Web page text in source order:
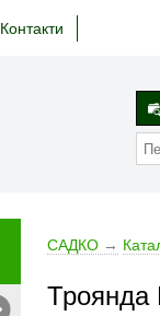
Контакти
САДКО →
Троянда